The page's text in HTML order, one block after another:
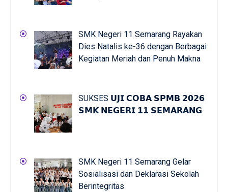
SMK Negeri 11 Semarang Rayakan
Dies Natalis ke-36 dengan Berbagai
Kegiatan Meriah dan Penuh Makna
SUKSES 𝗨𝗝𝗜 𝗖𝗢𝗕𝗔 𝗦𝗣𝗠𝗕 𝟮𝟬𝟮𝟲
𝗦𝗠𝗞 𝗡𝗘𝗚𝗘𝗥𝗜 𝟭𝟭 𝗦𝗘𝗠𝗔𝗥𝗔𝗡𝗚
SMK Negeri 11 Semarang Gelar
Sosialisasi dan Deklarasi Sekolah
Berintegritas